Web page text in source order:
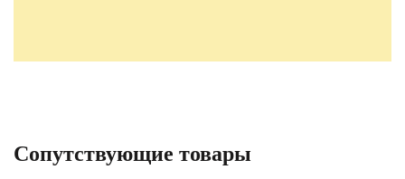
Сопутствующие товары